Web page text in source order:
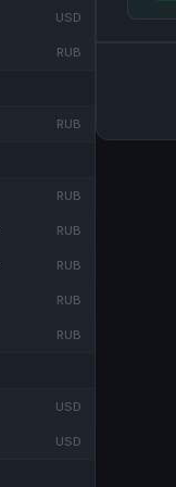
USD
RUB
RUB
RUB
RUB
RUB
RUB
RUB
USD
USD